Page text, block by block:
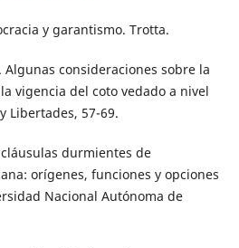
y garantismo. Trotta.
Algunas consideraciones sobre la
vigencia del coto vedado a nivel
Libertades, 57-69.
cláusulas durmientes de
orígenes, funciones y opciones
Nacional Autónoma de